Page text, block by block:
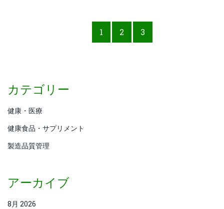
1 2 3
カテゴリー
健康・医療
健康食品・サプリメント
製造品質管理
アーカイブ
8月 2026